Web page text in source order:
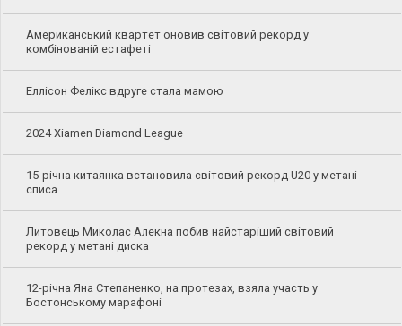
Американський квартет оновив світовий рекорд у
комбінованій естафеті
Еллісон Фелікс вдруге стала мамою
2024 Xiamen Diamond League
15-річна китаянка встановила світовий рекорд U20 у метані
списа
Литовець Миколас Алекна побив найстаріший світовий
рекорд у метані диска
12-річна Яна Степаненко, на протезах, взяла участь у
Бостонському марафоні